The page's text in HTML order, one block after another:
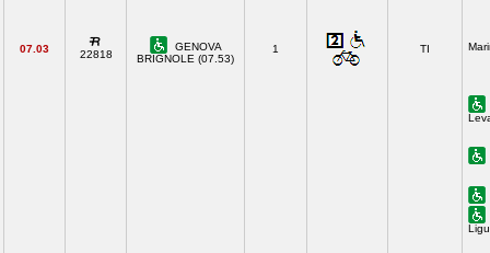
07.03 22818
GENOVA
BRIGNOLE (07.53)
1 TI